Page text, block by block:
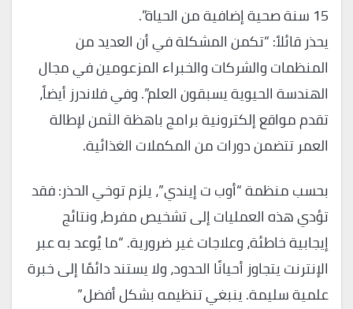
15 سنة صحية إضافية من الحياة”.
يحذر قائلاً: “تكمن المشكلة في أن العديد من
المنظمات والشركات والخبراء المزعومين في مجال
الهندسة الحيوية يسبقون العلم”. وفي فلاندرز أيضاً،
تقدم مواقع إلكترونية برامج باهظة الثمن لإطالة
العمر تتضمن دورات من المكملات الغذائية.
بحسب منظمة “أوب ت إيندي”، يلزم توخي الحذر: فقد
تؤدي هذه العمليات إلى تشخيص مفرط، ونتائج
إيجابية خاطئة، وعلاجات غير ضرورية. “ما يُوعد به عبر
الإنترنت يتجاوز أحيانًا الحدود، ولا يستند دائمًا إلى خبرة
علمية سليمة. ينبغي تنظيمه بشكل أفضل.”